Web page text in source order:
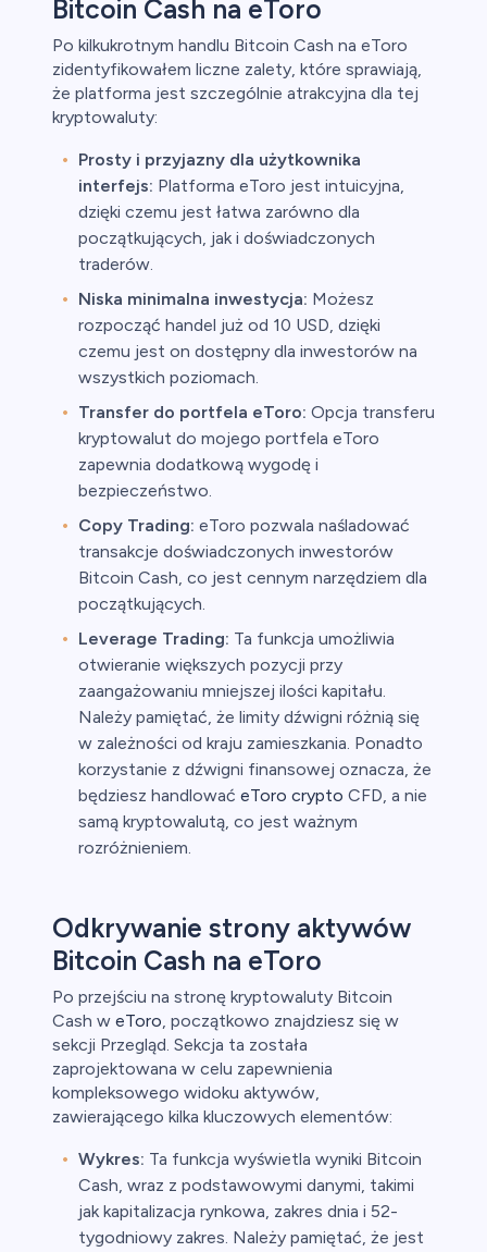
Bitcoin Cash na eToro
Po kilkukrotnym handlu Bitcoin Cash na eToro
zidentyfikowałem liczne zalety, które sprawiają,
że platforma jest szczególnie atrakcyjna dla tej
kryptowaluty:
Prosty i przyjazny dla użytkownika
interfejs: Platforma eToro jest intuicyjna,
dzięki czemu jest łatwa zarówno dla
początkujących, jak i doświadczonych
traderów.
Niska minimalna inwestycja: Możesz
rozpocząć handel już od 10 USD, dzięki
czemu jest on dostępny dla inwestorów na
wszystkich poziomach.
Transfer do portfela eToro: Opcja transferu
kryptowalut do mojego portfela eToro
zapewnia dodatkową wygodę i
bezpieczeństwo.
Copy Trading: eToro pozwala naśladować
transakcje doświadczonych inwestorów
Bitcoin Cash, co jest cennym narzędziem dla
początkujących.
Leverage Trading: Ta funkcja umożliwia
otwieranie większych pozycji przy
zaangażowaniu mniejszej ilości kapitału.
Należy pamiętać, że limity dźwigni różnią się
w zależności od kraju zamieszkania. Ponadto
korzystanie z dźwigni finansowej oznacza, że
będziesz handlować eToro crypto CFD, a nie
samą kryptowalutą, co jest ważnym
rozróżnieniem.
Odkrywanie strony aktywów
Bitcoin Cash na eToro
Po przejściu na stronę kryptowaluty Bitcoin
Cash w eToro, początkowo znajdziesz się w
sekcji Przegląd. Sekcja ta została
zaprojektowana w celu zapewnienia
kompleksowego widoku aktywów,
zawierającego kilka kluczowych elementów:
Wykres: Ta funkcja wyświetla wyniki Bitcoin
Cash, wraz z podstawowymi danymi, takimi
jak kapitalizacja rynkowa, zakres dnia i 52-
tygodniowy zakres. Należy pamiętać, że jest